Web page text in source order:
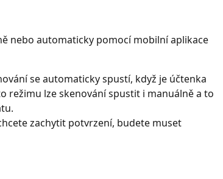
nebo automaticky pomocí mobilní aplikace
se automaticky spustí, když je účtenka
režimu lze skenování spustit i manuálně a to
zachytit potvrzení, budete muset